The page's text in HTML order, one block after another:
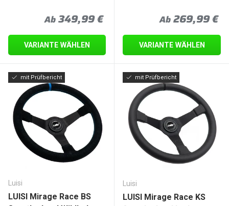
Normaler Preis
Ab349,99 €
VARIANTE WÄHLEN
Normaler
Ab269,99 €
VARIANTE WÄHLEN
mit Prüfbericht
Luisi
LUISI Mirage Race BS
mit Prüfbericht
Luisi
LUISI Mirage Race KS